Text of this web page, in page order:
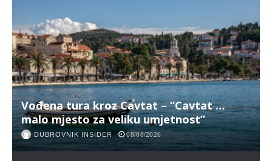
Vođena tura kroz Cavtat – “Cavtat …
malo mjesto za veliku umjetnost”
DUBROVNIK INSIDER 08/08/2026